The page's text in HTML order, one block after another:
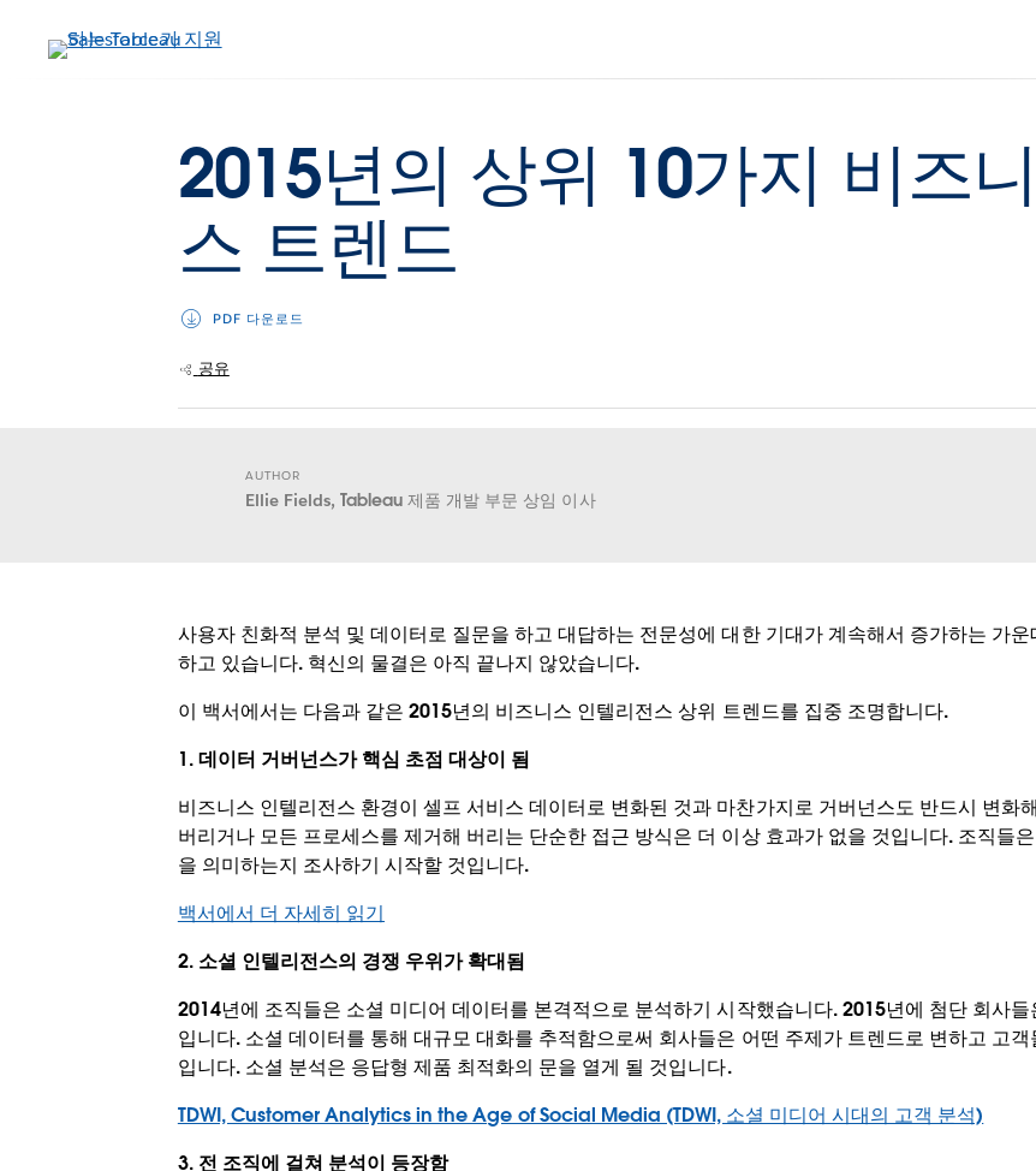
2015년의 상위 10가지 비즈
스 트렌드
PDF 다운로드
공유
AUTHOR
Ellie Fields, Tableau 제품 개발 부문 상임 이사
사용자 친화적 분석 및 데이터로 질문을 하고 대답하는 전문성에 대한 기대가 계속해서 증가하는 가
하고 있습니다. 혁신의 물결은 아직 끝나지 않았습니다.
이 백서에서는 다음과 같은 2015년의 비즈니스 인텔리전스 상위 트렌드를 집중 조명합니다.
1. 데이터 거버넌스가 핵심 초점 대상이 됨
비즈니스 인텔리전스 환경이 셀프 서비스 데이터로 변화된 것과 마찬가지로 거버넌스도 반드시 변화
버리거나 모든 프로세스를 제거해 버리는 단순한 접근 방식은 더 이상 효과가 없을 것입니다. 조직들
을 의미하는지 조사하기 시작할 것입니다.
백서에서 더 자세히 읽기
2. 소셜 인텔리전스의 경쟁 우위가 확대됨
2014년에 조직들은 소셜 미디어 데이터를 본격적으로 분석하기 시작했습니다. 2015년에 첨단 회사
입니다. 소셜 데이터를 통해 대규모 대화를 추적함으로써 회사들은 어떤 주제가 트렌드로 변하고 고
입니다. 소셜 분석은 응답형 제품 최적화의 문을 열게 될 것입니다.
TDWI, Customer Analytics in the Age of Social Media (TDWI, 소셜 미디어 시대의 고객 분석)
3. 전 조직에 걸쳐 분석이 등장함